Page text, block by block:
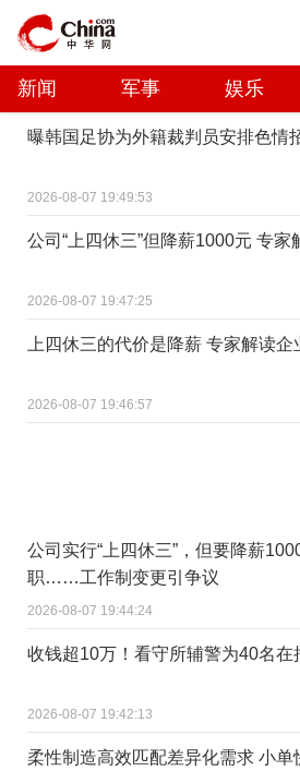
新闻 军事 娱乐
曝韩国足协为外籍裁判员安排色情
2026-08-07 19:49:53
公司“上四休三”但降薪1000元 专家
2026-08-07 19:47:25
上四休三的代价是降薪 专家解读
2026-08-07 19:46:57
公司实行“上四休三”，但要降薪
职……工作制变更引争议
2026-08-07 19:44:24
收钱超10万！看守所辅警为40名在
2026-08-07 19:42:13
柔性制造高效匹配差异化需求 小单